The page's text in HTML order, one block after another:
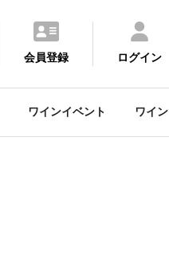
会員登録 ログイン
ワインイベント ワイン